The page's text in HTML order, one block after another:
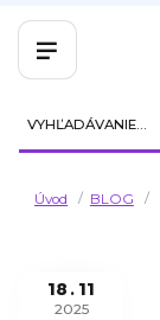
Úvod BLOG
18 11
2025